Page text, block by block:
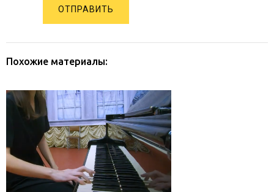
ОТПРАВИТЬ
Похожие материалы: